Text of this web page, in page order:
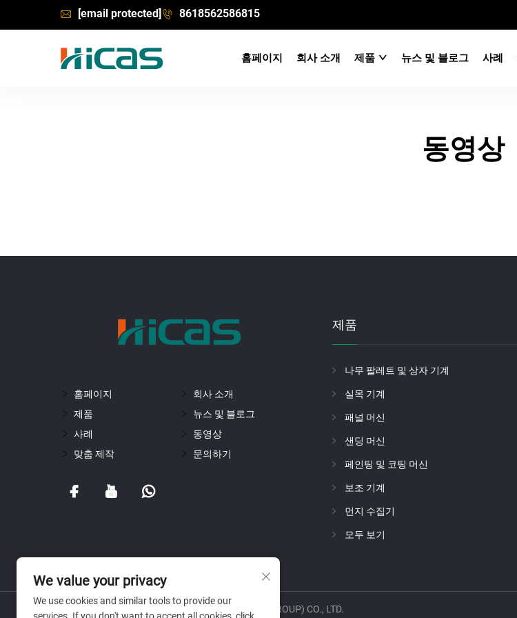
[email protected] 8618562586815
홈페이지 회사 소개 제품 뉴스 및 블로그 사례
동영상
홈페이지
회사 소개
제품
뉴스 및 블로그
사례
동영상
맞춤 제작
문의하기
제품
나무 팔레트 및 상자 기계
실목 기계
패널 머신
샌딩 머신
페인팅 및 코팅 머신
보조 기계
먼지 수집기
모두 보기
저작권 © 2025 SHANDONG HICAS MACHINERY (GROUP) CO., LTD.
We value your privacy
We use cookies and similar tools to provide our